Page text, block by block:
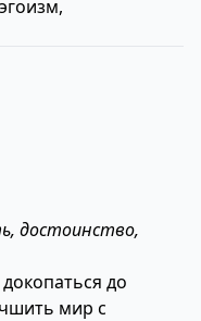
достоинство,
до
мир с